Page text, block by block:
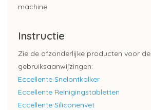
machine.
Instructie
Zie de afzonderlijke producten voor de
gebruiksaanwijzingen:
Eccellente Snelontkalker
Eccellente Reinigingstabletten
Eccellente Siliconenvet